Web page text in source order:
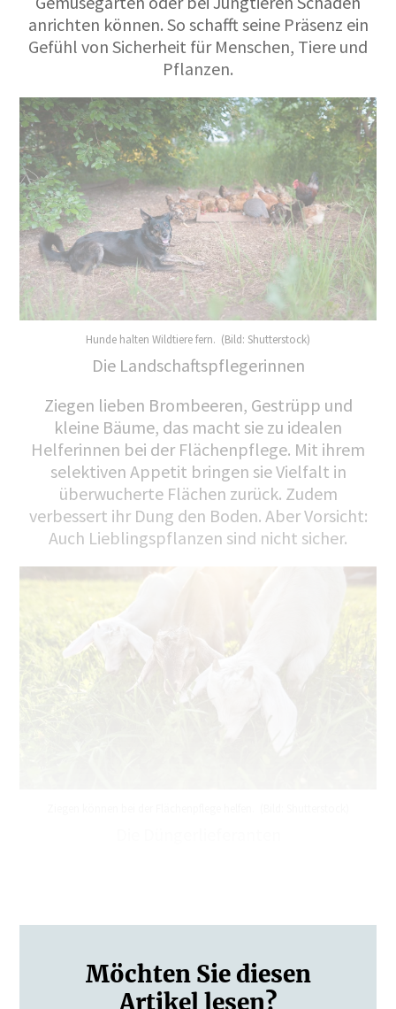
anrichten können. So schafft seine Präsenz ein
Gefühl von Sicherheit für Menschen, Tiere und
Pflanzen.
Hunde halten Wildtiere fern. (Bild: Shutterstock)
Die Landschaftspflegerinnen
Ziegen lieben Brombeeren, Gestrüpp und
kleine Bäume, das macht sie zu idealen
Helferinnen bei der Flächenpflege. Mit ihrem
selektiven Appetit bringen sie Vielfalt in
überwucherte Flächen zurück. Zudem
verbessert ihr Dung den Boden. Aber Vorsicht:
Auch Lieblingspflanzen sind nicht sicher.
Möchten Sie diesen
Artikel lesen?